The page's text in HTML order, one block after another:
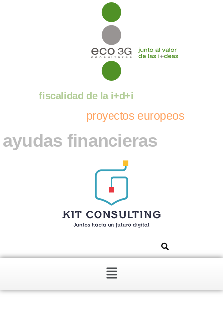
fiscalidad de la i+d+i
proyectos europeos
ayudas financieras